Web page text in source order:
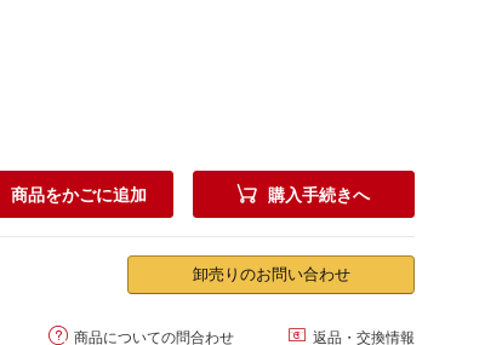
商品をかごに追加  購入手続きへ
卸売りのお問い合わせ
 商品についての問合わせ  返品・交換情報